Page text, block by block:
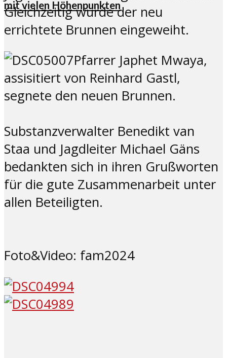
mit vielen Höhenpunkten
Gleichzeitig wurde der neu
errichtete Brunnen eingeweiht.
Pfarrer Japhet Mwaya,
assisitiert von Reinhard Gastl,
segnete den neuen Brunnen.
Substanzverwalter Benedikt van
Staa und Jagdleiter Michael Gäns
bedankten sich in ihren Grußworten
für die gute Zusammenarbeit unter
allen Beteiligten.
Foto&Video: fam2024